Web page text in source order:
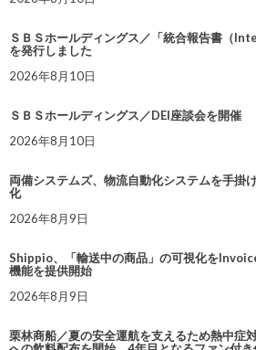
ＳＢＳホールディングス／「統合報告書（
を発行しました
2026年8月10日
ＳＢＳホールディングス／DEI座談会を開催
2026年8月10日
両備システムズ、物流自動化システムを手掛
化
2026年8月9日
Shippio、「輸送中の商品」の可視化を
機能を提供開始
2026年8月9日
栗林商船／夏の安全運航を支えるため熱中症